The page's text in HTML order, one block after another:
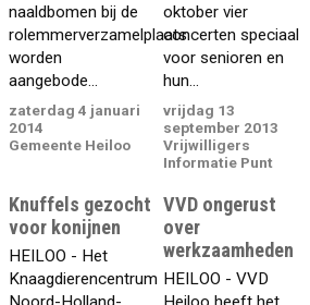
naaldbomen bij de
rolemmerverzamelplaats
worden
aangebode...
zaterdag 4 januari
2014
Gemeente Heiloo
oktober vier
concerten speciaal
voor senioren en
hun...
vrijdag 13
september 2013
Vrijwilligers
Informatie Punt
Knuffels gezocht
voor konijnen
HEILOO - Het
Knaagdierencentrum
VVD ongerust
over
werkzaamheden
HEILOO - VVD